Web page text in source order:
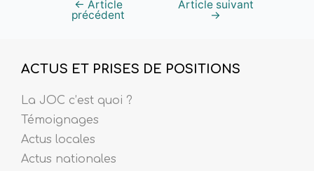
← Article
précédent
Article suivant
→
ACTUS ET PRISES DE POSITIONS
La JOC c’est quoi ?
Témoignages
Actus locales
Actus nationales